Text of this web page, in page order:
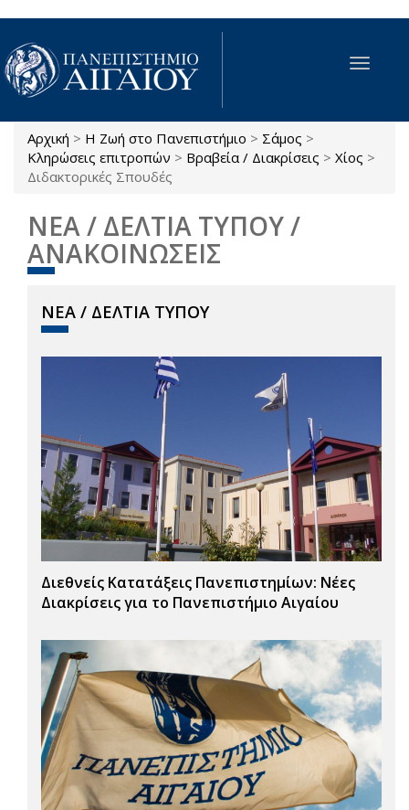
Παράκαμψη προς το κυρίως περιεχόμενο
Toggle
Είστε εδώ
Αρχική > Η Ζωή στο Πανεπιστήμιο > Σάμος >
Κληρώσεις επιτροπών > Βραβεία / Διακρίσεις > Χίος >
Διδακτορικές Σπουδές
ΝΕΑ / ΔΕΛΤΙΑ ΤΥΠΟΥ /
ΑΝΑΚΟΙΝΩΣΕΙΣ
ΝΕΑ / ΔΕΛΤΙΑ ΤΥΠΟΥ
Διεθνείς Κατατάξεις Πανεπιστημίων: Νέες
Διακρίσεις για το Πανεπιστήμιο Αιγαίου